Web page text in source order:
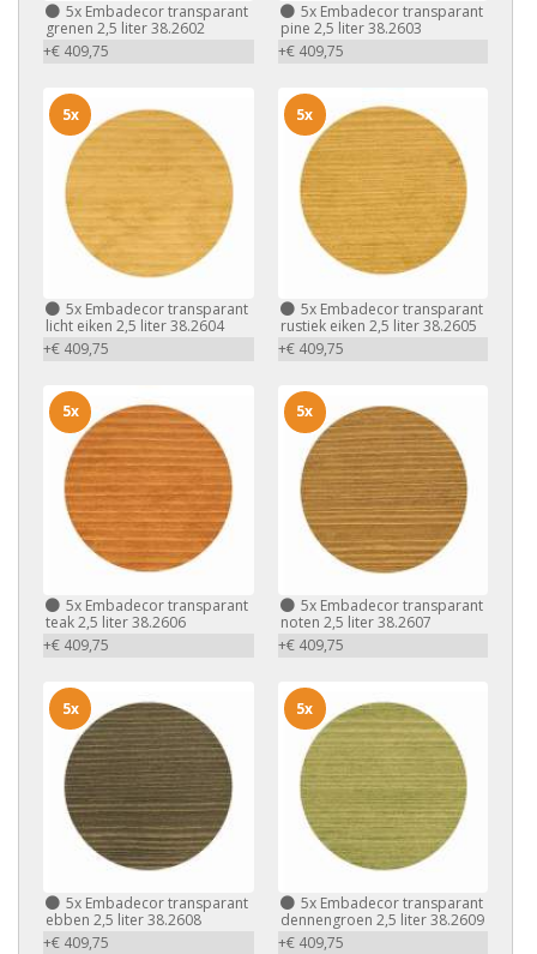
5x Embadecor transparant
grenen 2,5 liter 38.2602
+€ 409,75
5xEmbadecor transparant
pine 2,5 liter 38.2603
+€ 409,75
5x Embadecor transparant
licht eiken 2,5 liter 38.2604
+€ 409,75
5x
5xEmbadecor transparant
rustiek eiken 2,5 liter 38.2605
+€ 409,75
5x
5x Embadecor transparant
teak 2,5 liter 38.2606
+€ 409,75
5x
5xEmbadecor transparant
noten 2,5 liter 38.2607
+€ 409,75
5x
5x Embadecor transparant
ebben 2,5 liter 38.2608
+€ 409,75
5x
5xEmbadecor transparant
dennengroen 2,5 liter 38.2609
+€ 409,75
5x